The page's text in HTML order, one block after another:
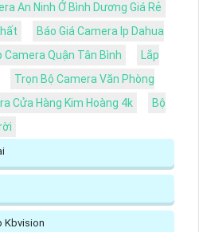
An Ninh Ở Bình Dương Giá Rẻ
Báo Giá Camera Ip Dahua
Camera Quận Tân Bình
Lắp
Trọn Bộ Camera Văn Phòng
Cửa Hàng Kim Hoàng 4k
Bộ
Kbvision